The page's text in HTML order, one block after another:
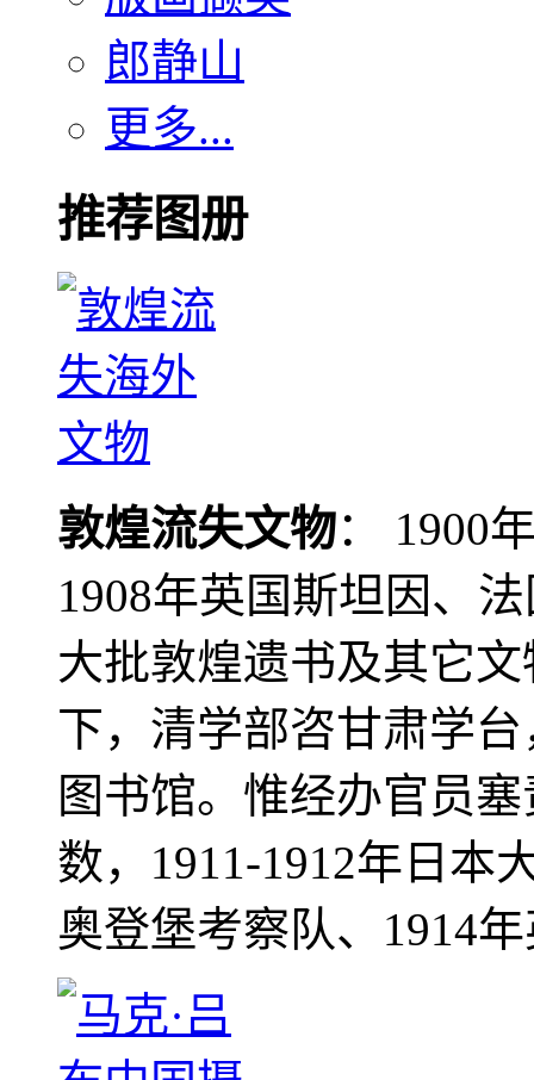
郎静山
更多...
推荐图册
敦煌流失文物： 1900
1908年英国斯坦因、
大批敦煌遗书及其它
下，清学部咨甘肃学
图书馆。惟经办官员
数，1911-1912年日本
奥登堡考察队、1914